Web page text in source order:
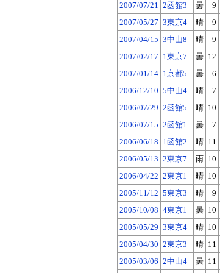
2007/07/21 2函館3 曇 9
2007/05/27 3東京4 晴 9
2007/04/15 3中山8 晴 9
2007/02/17 1東京7 曇 12
2007/01/14 1京都5 曇 6
2006/12/10 5中山4 晴 7
2006/07/29 2函館5 晴 10
2006/07/15 2函館1 曇 7
2006/06/18 1函館2 晴 11
2006/05/13 2東京7 雨 10
2006/04/22 2東京1 晴 10
2005/11/12 5東京3 晴 9
2005/10/08 4東京1 曇 10
2005/05/29 3東京4 晴 10
2005/04/30 2東京3 晴 11
2005/03/06 2中山4 曇 11